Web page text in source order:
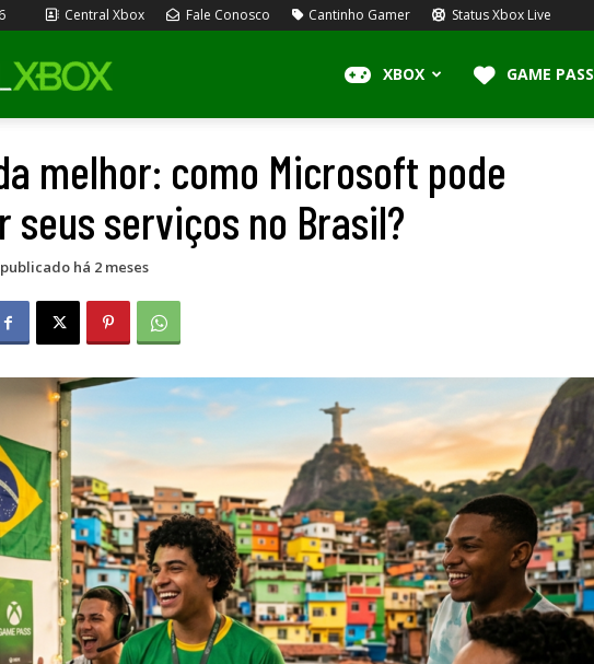
Central Xbox Fale Conosco Cantinho Gamer Status Xbox Live
Xbox
XBOX GAME PASS
melhor: como Microsoft pode
seus serviços no Brasil?
publicado há 2 meses